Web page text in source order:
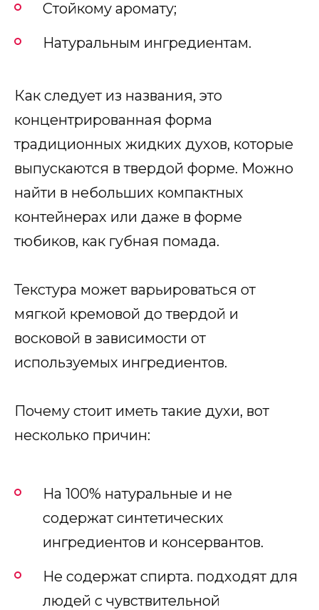
Стойкому аромату;
Натуральным ингредиентам.
Как следует из названия, это
концентрированная форма
традиционных жидких духов, которые
выпускаются в твердой форме. Можно
найти в небольших компактных
контейнерах или даже в форме
тюбиков, как губная помада.
Текстура может варьироваться от
мягкой кремовой до твердой и
восковой в зависимости от
используемых ингредиентов.
Почему стоит иметь такие духи, вот
несколько причин:
На 100% натуральные и не
содержат синтетических
ингредиентов и консервантов.
Не содержат спирта. подходят для
людей с чувствительной